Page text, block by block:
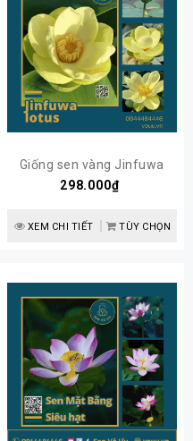
Giống sen vàng Jinfuwa
Lotus | Sen Vô Ưu
298.000₫
XEM CHI TIẾT TÙY CHỌN